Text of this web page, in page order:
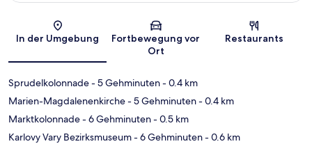
Karte
In der Umgebung
Fortbewegung vor
Ort
Restaurants
Sprudelkolonnade- 5 Gehminuten- 0.4 km
Marien-Magdalenenkirche- 5 Gehminuten- 0.4 km
Marktkolonnade- 6 Gehminuten- 0.5 km
Karlovy Vary Bezirksmuseum- 6 Gehminuten- 0.6 km